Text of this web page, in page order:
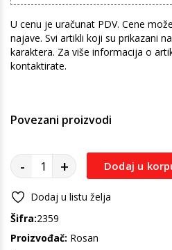
U cenu je uračunat PDV. Cene
najave. Svi artikli koji su prikazani
karaktera. Za više informacija o
kontaktirate.
Povezani proizvodi
- + Dodaj u
Dodaj u listu želja
Šifra:2359
Proizvođač: Rosan